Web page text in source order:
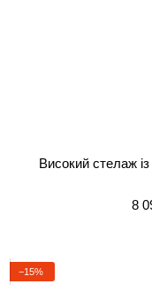
Високий стелаж
8
−15%